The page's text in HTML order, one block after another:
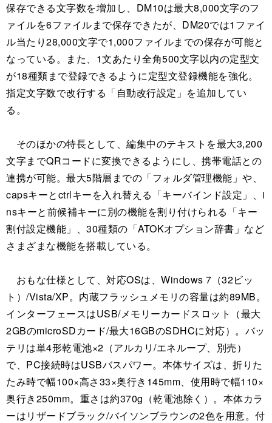
保存できる文字数を増加し、DM10は最大8,000文字のフ
ァイルを6ファイルまで保存できたが、DM20では1ファイ
ル当たり28,000文字で1,000ファイルまでの保存が可能と
なっている。また、1文あたり全角500文字以内の定型文
が18種類まで登録できるように定型文登録機能を強化。
指定文字数で改行する「自動改行設定」を追加してい
る。
そのほかの特長として、編集中のテキストを最大3,200
文字までQRコードに変換できるようにし、携帯電話との
連携が可能。最大5階層までの「フォルダ管理機能」や、
capsキーとctrlキーを入れ替える「キーバインド設定」、i
nsキーと前候補キーに別の機能を割り付けられる「キー
割付設定機能」、30種類の「ATOKオプション辞書」など
さまざまな機能を搭載している。
おもな仕様として、対応OSは、Windows 7（32ビッ
ト）/Vista/XP。内蔵フラッシュメモリの容量は約89MB。
インターフェースはUSB/メモリーカードスロット（最大
2GBのmicroSDカード/最大16GBのSDHCに対応）。バッ
テリは単4形乾電池×2（アルカリ/エネループ、別売）
で、PC接続時はUSBバスパワー。本体サイズは、折りた
たみ時で幅100×高さ33×奥行き145mm、使用時で幅110×
奥行き250mm。重さは約370g（乾電池除く）。本体カラ
ーはリザードブラック/バイソンブラウンの2色を用意。付